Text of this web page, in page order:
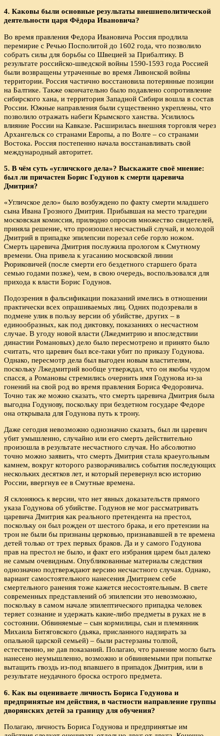
4. Каковы были основные результаты внешнеполитической
деятельности царя Фёдора Ивановича?
Во время правления Федора Ивановича Россия продлила
перемирие с Речью Посполитой до 1602 года, что позволило
собрать силы для борьбы со Швецией за Прибалтику. В
результате российско-шведской войны 1590-1593 года Россией
были возвращены утраченные во время Ливонской войны
территории. Россия частично восстановила потерянные позиции
на Балтике. Также окончательно было подавлено сопротивление
сибирского хана, и территория Западной Сибири вошла в состав
России. Южные направления были существенно укреплены, что
позволило отражать набеги Крымского ханства. Усилилось
влияние России на Кавказе. Расширилась внешняя торговля через
Архангельск со странами Европы, а по Волге – со странами
Востока. Россия постепенно начала восстанавливать свой
международный авторитет.
5. В чём суть «угличского дела»? Выскажите своё мнение:
был ли причастен Борис Годунов к смерти царевича
Дмитрия?
«Угличское дело» было возбуждено по факту смерти младшего
сына Ивана Грозного Дмитрия. Прибывшая на место трагедии
московская комиссия, прилюдно опросив множество свидетелей,
приняла решение, что произошел несчастный случай, и молодой
Дмитрий в припадке эпилепсии порезал себе горло ножом.
Смерть царевича Дмитрия послужила прологом к Смутному
времени. Она привела к угасанию московской линии
Рюриковичей (после смерти его бездетного старшего брата
семью годами позже), чем, в свою очередь, воспользовался для
прихода к власти Борис Годунов.
Подозрения в фальсификации показаний имелись в отношении
практически всех опрашиваемых лиц. Одних подозревали в
подмене улик в пользу версии об убийстве, других – в
единообразных, как под диктовку, показаниях о несчастном
случае. В угоду новой власти (Лжедмитрию и впоследствии
династии Романовых) дело было пересмотрено и принято было
считать, что царевич был все-таки убит по приказу Годунова.
Однако, пересмотр дела был выгоден новым властителям,
поскольку Лжедмитрий вообще утверждал, что он якобы чудом
спасся, а Романовы стремились очернить имя Годунова из-за
гонений на свой род во время правления Бориса Федоровича.
Точно так же можно сказать, что смерть царевича Дмитрия была
выгодна Годунову, поскольку при бездетном государе Федоре
она открывала для Годунова путь к трону.
Даже сегодня невозможно однозначно сказать, был ли царевич
убит умышленно, случайно или его смерть действительно
произошла в результате несчастного случая. Но абсолютно
точно можно заявить, что смерть Дмитрия стала краеугольным
камнем, вокруг которого разворачивались события последующих
нескольких десятков лет, и который перевернул всю историю
России, ввергнув ее в Смутные времена.
Я склоняюсь к версии, что нет явных доказательств прямого
указа Годунова об убийстве. Годунов не мог рассматривать
царевича Дмитрия как реального претендента на престол,
поскольку он был рожден от шестого брака, и его претензии на
трон не были бы признаны церковью, признававшей в те времена
детей только от трех первых браков. Да и у самого Годунова
прав на престол не было, и факт его избрания царем был далеко
не самым очевидным. Опубликованные материалы следствия
однозначно подтверждают версию несчастного случая. Однако,
вариант самостоятельного нанесения Дмитрием себе
смертельного ранения тоже кажется несостоятельным. В свете
современных представлений об эпилепсии это невозможно,
поскольку в самом начале эпилептического припадка человек
теряет сознание и удержать какие-либо предметы в руках не в
состоянии. Обвиняемые – сын кормилицы, сын и племянник
Михаила Битяговского (дьяка, присланного надзирать за
опальной царской семьей) – были растерзаны толпой,
естественно, не дав показаний. Полагаю, что ранение могло быть
нанесено неумышленно, возможно и обвиняемыми при попытке
вытащить гвоздь из-под впавшего в припадок Дмитрия, или в
результате неудачного броска острого предмета.
6. Как вы оцениваете личность Бориса Годунова и
предпринятые им действия, в частности направление группы
дворянских детей за границу для обучения?
Полагаю, личность Бориса Годунова и предпринятые им